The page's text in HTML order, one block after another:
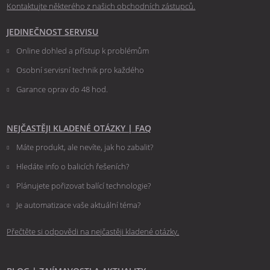
Kontaktujte některého z našich obchodních zástupců.
JEDINEČNOST SERVISU
Online dohled a přístup k problémům
Osobní servisní technik pro každého
Garance oprav do 48 hod.
NEJČASTĚJI KLADENÉ OTÁZKY | FAQ
Máte produkt, ale nevíte, jak ho zabalit?
Hledáte info o balicích řešeních?
Plánujete pořizovat balící technologie?
Je automatizace vaše aktuální téma?
Přečtěte si odpovědi na nejčastěji kladené otázky.